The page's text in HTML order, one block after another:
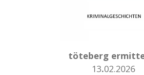
töteberg
13.02.2026